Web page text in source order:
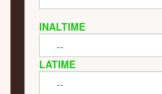
INALTIME
LATIME